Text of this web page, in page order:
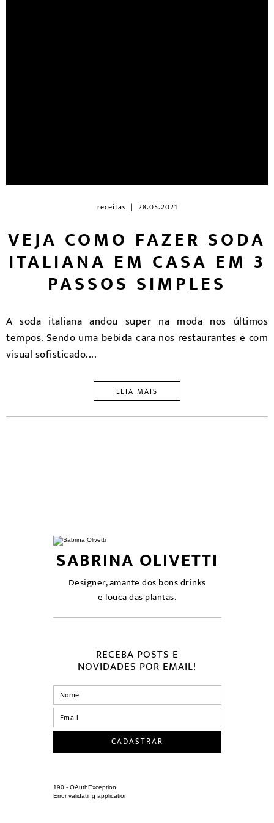
receitas | 28.05.2021
VEJA COMO FAZER SODA
ITALIANA EM CASA EM 3
PASSOS SIMPLES
A soda italiana andou super na moda nos últimos
tempos. Sendo uma bebida cara nos restaurantes e com
visual sofisticado....
LEIA MAIS
SABRINA OLIVETTI
Designer, amante dos bons drinks
e louca das plantas.
RECEBA POSTS E
NOVIDADES POR EMAIL!
190 - OAuthException
Error validating application